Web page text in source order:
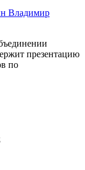
Владимир
презентацию
по